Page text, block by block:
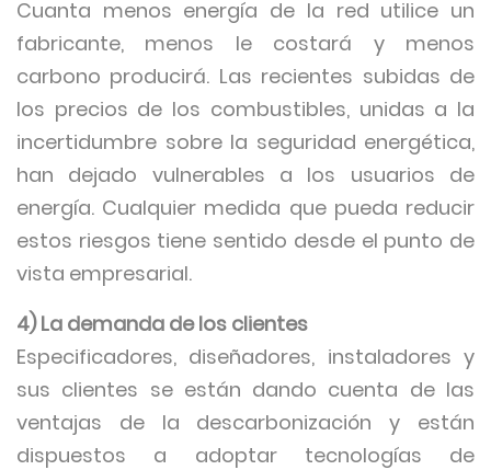
Cuanta menos energía de la red utilice un
fabricante, menos le costará y menos
carbono producirá. Las recientes subidas de
los precios de los combustibles, unidas a la
incertidumbre sobre la seguridad energética,
han dejado vulnerables a los usuarios de
energía. Cualquier medida que pueda reducir
estos riesgos tiene sentido desde el punto de
vista empresarial.
4) La demanda de los clientes
Especificadores, diseñadores, instaladores y
sus clientes se están dando cuenta de las
ventajas de la descarbonización y están
dispuestos a adoptar tecnologías de